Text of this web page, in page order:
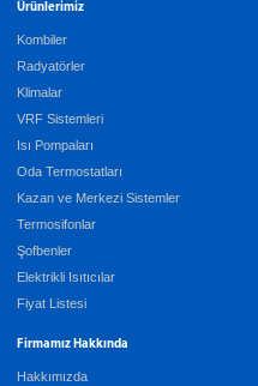
Ürünlerimiz
Kombiler
Radyatörler
Klimalar
VRF Sistemleri
Isı Pompaları
Oda Termostatları
Kazan ve Merkezi Sistemler
Termosifonlar
Şofbenler
Elektrikli Isıtıcılar
Fiyat Listesi
Firmamız Hakkında
Hakkımızda